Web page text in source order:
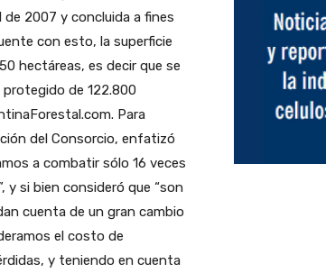
2007 y concluida a fines
con esto, la superficie
hectáreas, es decir que se
de 122.800
Para
del Consorcio, enfatizó
a combatir sólo 16 veces
y si bien consideró que “son
cuenta de un gran cambio
el costo de
y teniendo en cuenta